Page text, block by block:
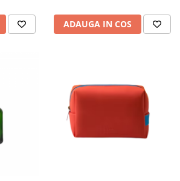
ADAUGA IN COS